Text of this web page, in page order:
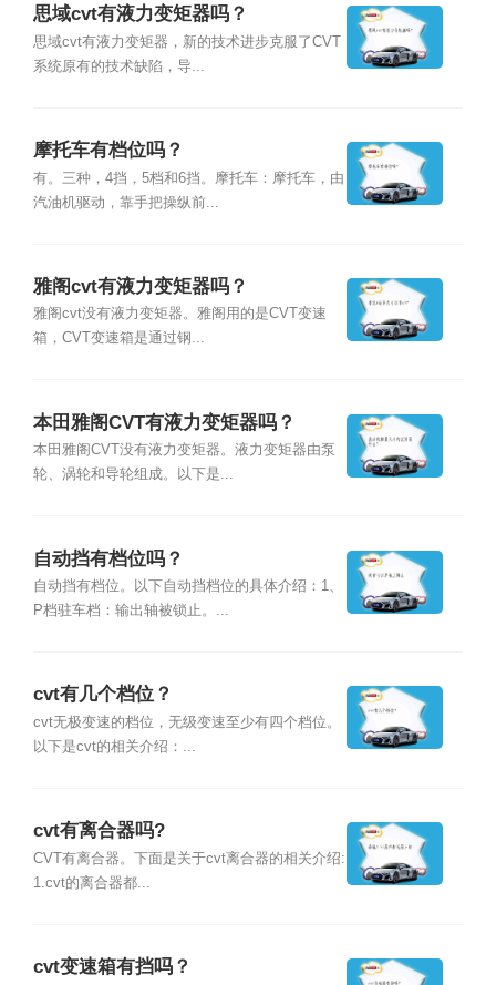
思域cvt有液力变矩器吗？
思域cvt有液力变矩器，新的技术进步克服了CVT
系统原有的技术缺陷，导...
摩托车有档位吗？
有。三种，4挡，5档和6挡。摩托车：摩托车，由
汽油机驱动，靠手把操纵前...
雅阁cvt有液力变矩器吗？
雅阁cvt没有液力变矩器。雅阁用的是CVT变速
箱，CVT变速箱是通过钢...
本田雅阁CVT有液力变矩器吗？
本田雅阁CVT没有液力变矩器。液力变矩器由泵
轮、涡轮和导轮组成。以下是...
自动挡有档位吗？
自动挡有档位。以下自动挡档位的具体介绍：1、
P档驻车档：输出轴被锁止。...
cvt有几个档位？
cvt无极变速的档位，无级变速至少有四个档位。
以下是cvt的相关介绍：...
cvt有离合器吗?
CVT有离合器。下面是关于cvt离合器的相关介绍:
1.cvt的离合器都...
cvt变速箱有挡吗？